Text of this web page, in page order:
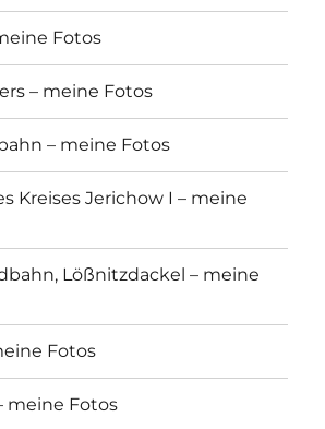
Fotos
– meine Fotos
– meine Fotos
Kreises Jerichow I – meine
Lößnitzdackel – meine
Fotos
meine Fotos